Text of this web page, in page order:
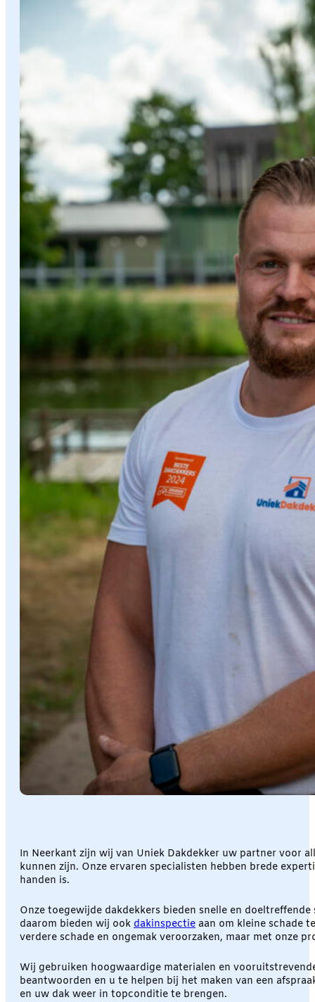
In Neerkant zijn wij van Uniek Dakdekker uw partner voor
kunnen zijn. Onze ervaren specialisten hebben brede
handen is.
Onze toegewijde dakdekkers bieden snelle en
daarom bieden wij ook dakinspectie aan om kleine schade
verdere schade en ongemak veroorzaken, maar met onze
Wij gebruiken hoogwaardige materialen en
beantwoorden en u te helpen bij het maken van een
en uw dak weer in topconditie te brengen.